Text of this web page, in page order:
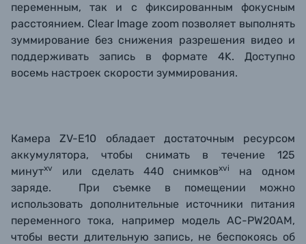
переменным, так и с фиксированным фокусным
расстоянием. Clear Image zoom позволяет выполнять
зуммирование без снижения разрешения видео и
поддерживать запись в формате 4K. Доступно
восемь настроек скорости зуммирования.
Камера ZV-E10 обладает достаточным ресурсом
аккумулятора, чтобы снимать в течение 125
минутxv или сделать 440 снимковxvi
на одном
заряде. При съемке в помещении можно
использовать дополнительные источники питания
переменного тока, например модель AC-PW20AM,
чтобы вести длительную запись, не беспокоясь об